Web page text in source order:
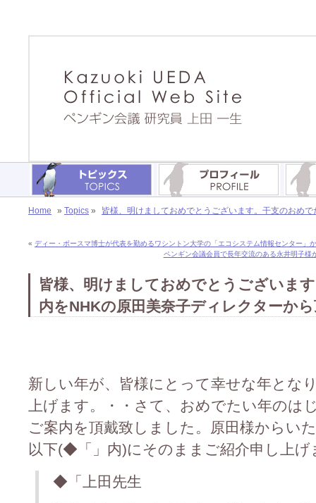
Home » Topics » 皆様、明けましておめでとうございます。干支のおめ
« ディー・ボースマ博士が代表を勤めるワシントン大学の「エコシステム情報センター」
ペンギン会議会員で長年交流のある永井明子
皆様、明けましておめでとうございま
内をNHKの原田美奈子ディレクターか
新しい年が、皆様にとって幸せな年とな
上げます。・・さて、おめでたい年のは
ご案内を頂戴致しました。原田様からい
以下(◆「」内)にそのままご紹介申し上げ
◆「上田先生